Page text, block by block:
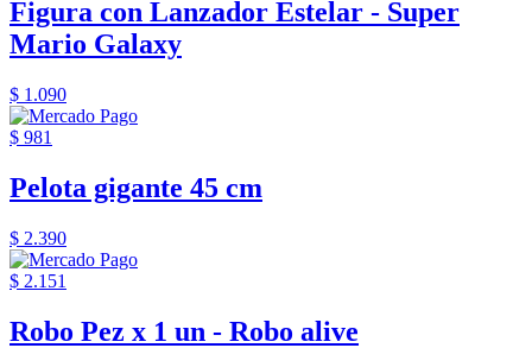
Figura con Lanzador Estelar - Super
Mario Galaxy
$ 1.090
$ 981
Pelota gigante 45 cm
$ 2.390
$ 2.151
Robo Pez x 1 un - Robo alive